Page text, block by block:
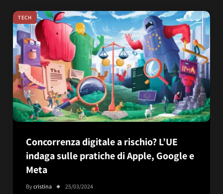
TECH
Concorrenza digitale a rischio? L’UE
indaga sulle pratiche di Apple, Google e
Meta
Bycristina 25/03/2024